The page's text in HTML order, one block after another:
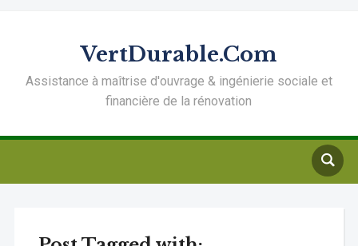
VertDurable.Com
Assistance à maîtrise d'ouvrage & ingénierie sociale et
financière de la rénovation